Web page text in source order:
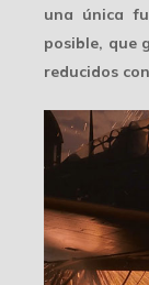
una única
posible, que
reducidos